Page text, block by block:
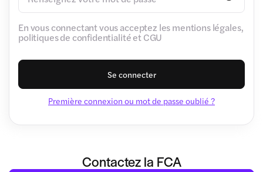
En vous connectant vous acceptez les mentions légales,
politiques de confidentialité et CGU
Se connecter
Première connexion ou mot de passe oublié ?
Contactez la FCA